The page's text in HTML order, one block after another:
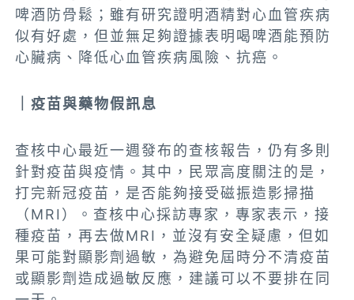
啤酒防骨鬆；雖有研究證明酒精對心血管疾病
似有好處，但並無足夠證據表明喝啤酒能預防
心臟病、降低心血管疾病風險、抗癌。
｜疫苗與藥物假訊息
查核中心最近一週發布的查核報告，仍有多則
針對疫苗與疫情。其中，民眾高度關注的是，
打完新冠疫苗，是否能夠接受磁振造影掃描
（MRI）。查核中心採訪專家，專家表示，接
種疫苗，再去做MRI，並沒有安全疑慮，但如
果可能對顯影劑過敏，為避免屆時分不清疫苗
或顯影劑造成過敏反應，建議可以不要排在同